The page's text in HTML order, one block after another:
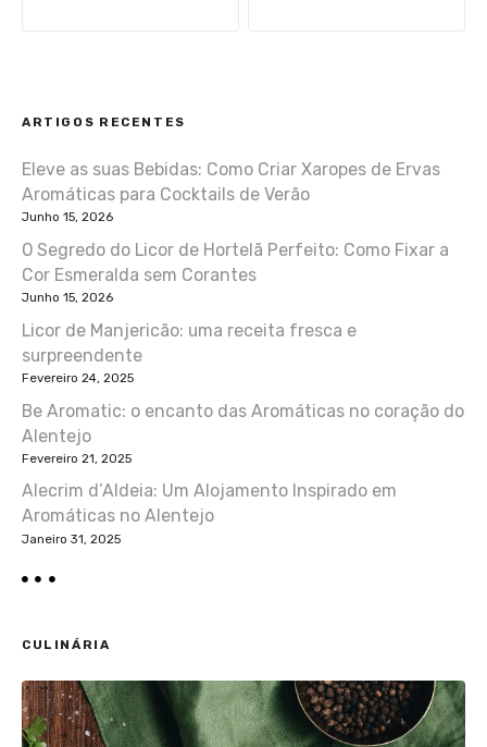
g
a
ç
ã
o
d
e
a
r
t
i
g
o
s
ARTIGOS RECENTES
Eleve as suas Bebidas: Como Criar Xaropes de Ervas
Aromáticas para Cocktails de Verão
Junho 15, 2026
O Segredo do Licor de Hortelã Perfeito: Como Fixar a
Cor Esmeralda sem Corantes
Junho 15, 2026
Licor de Manjericão: uma receita fresca e
surpreendente
Fevereiro 24, 2025
Be Aromatic: o encanto das Aromáticas no coração do
Alentejo
Fevereiro 21, 2025
Alecrim d’Aldeia: Um Alojamento Inspirado em
Aromáticas no Alentejo
Janeiro 31, 2025
CULINÁRIA